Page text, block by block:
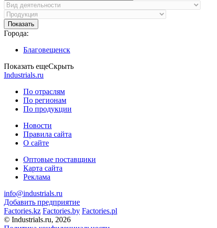
Показать
Города:
Благовещенск
Показать ещеСкрыть
Industrials.ru
По отраслям
По регионам
По продукции
Новости
Правила сайта
О сайте
Оптовые поставщики
Карта сайта
Реклама
info@industrials.ru
Добавить предприятие
Factories.kz Factories.by Factories.pl
© Industrials.ru, 2026